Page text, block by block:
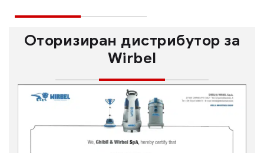
Оторизиран дистрибутор за
Wirbel